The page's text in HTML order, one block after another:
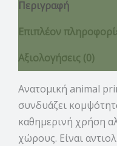
Περιγραφή
Επιπλέον
Αξιολογήσεις (0)
Ανατομική animal
συνδυάζει
καθημερινή χρήση
χώρους. Είναι